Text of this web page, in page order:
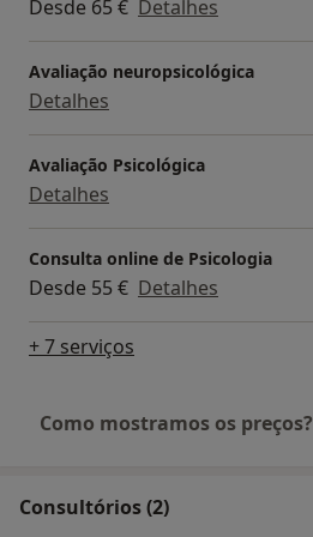
Desde 65 € Detalhes
Avaliação neuropsicológica
Detalhes
Avaliação Psicológica
Detalhes
Consulta online de Psicologia
Desde 55 € Detalhes
+ 7 serviços
Como mostramos os preços?
Consultórios (2)